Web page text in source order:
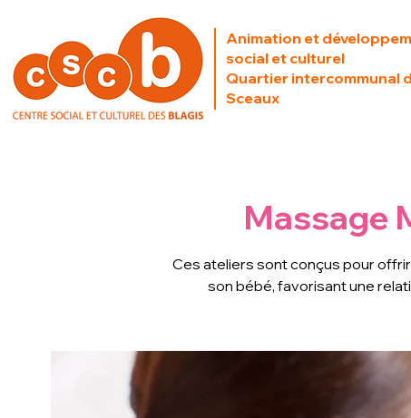
Animation et
social et culturel
Quartier intercommunal
Sceaux
Massage
Ces ateliers sont conçus pour
son bébé, favorisant une